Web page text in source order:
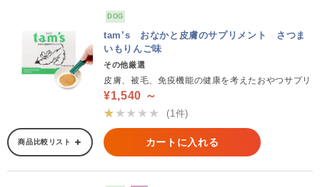
DOG
tam’s おなかと皮膚のサプリメント さつま
いもりんご味
その他厳選
皮膚、被毛、免疫機能の健康を考えたおやつサプリ
¥1,540 ～
★★★★★
(1件)
商品比較リスト カートに入れる